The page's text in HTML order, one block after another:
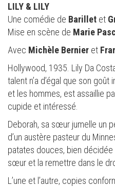
LILY & LILY
Une comédie de Barillet et
Mise en scène de Marie
Avec Michèle Bernier et
Hollywood, 1935. Lily Da
talent n’a d’égal que son
et les hommes, est assaillie
cupide et intéressé.
Deborah, sa sœur jumelle un
d’un austère pasteur du
patates douces, bien décidée
sœur et la remettre dans le
L’une et l’autre, copies